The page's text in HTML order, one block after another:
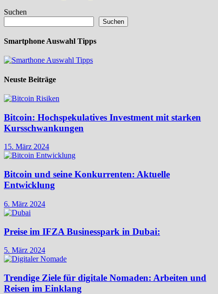
Suchen
Suchen
Smartphone Auswahl Tipps
Neuste Beiträge
Bitcoin: Hochspekulatives Investment mit starken
Kursschwankungen
15. März 2024
Bitcoin und seine Konkurrenten: Aktuelle
Entwicklung
6. März 2024
Preise im IFZA Businesspark in Dubai:
5. März 2024
Trendige Ziele für digitale Nomaden: Arbeiten und
Reisen im Einklang